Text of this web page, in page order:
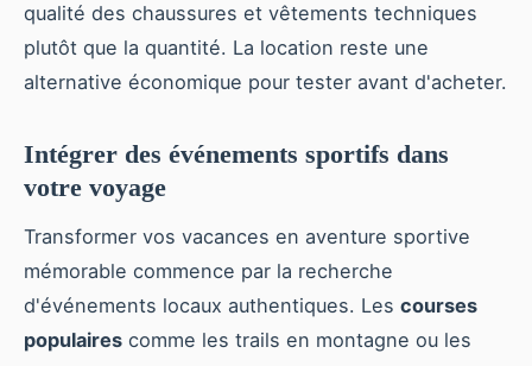
qualité des chaussures et vêtements techniques
plutôt que la quantité. La location reste une
alternative économique pour tester avant d'acheter.
Intégrer des événements sportifs dans
votre voyage
Transformer vos vacances en aventure sportive
mémorable commence par la recherche
d'événements locaux authentiques. Les courses
populaires comme les trails en montagne ou les